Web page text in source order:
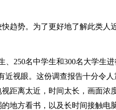
趋势。为了更好地了解此类人
250名中学生和300名大学生进
近视眼。这份调查报告十分令人
距离太近，时间太长，画面浓
地方看书，以及长时间接触电